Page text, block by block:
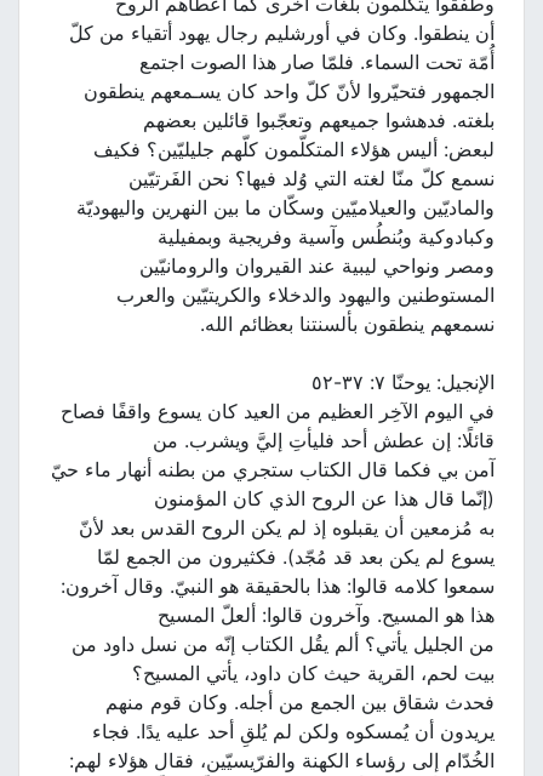
أن ينطقوا. وكان في أورشليم رجال يهود أتقياء من كلّ
أُمّة تحت السماء. فلمّا صار هذا الصوت اجتمع
الجمهور فتحيّروا لأنّ كلّ واحد كان يسـمعهم ينطقون
بلغته. فدهشوا جميعهم وتعجّبوا قائلين بعضهم
لبعض: أليس هؤلاء المتكلّمون كلّهم جليليّين؟ فكيف
نسمع كلّ منّا لغته التي وُلد فيها؟ نحن الفَرتيّين
والماديّين والعيلاميّين وسكّان ما بين النهرين واليهوديّة
وكبادوكية وبُنطُس وآسية وفريجية وبمفيلية
ومصر ونواحي ليبية عند القيروان والرومانيّين
المستوطنين واليهود والدخلاء والكريتيّين والعرب
نسمعهم ينطقون بألسنتنا بعظائم الله.
الإنجيل: يوحنّا ٧: ٣٧-٥٢
في اليوم الآخِر العظيم من العيد كان يسوع واقفًا فصاح
قائلًا: إن عطش أحد فليأتِ إليَّ ويشرب. من
آمن بي فكما قال الكتاب ستجري من بطنه أنهار ماء حيّ
(إنّما قال هذا عن الروح الذي كان المؤمنون
به مُزمعين أن يقبلوه إذ لم يكن الروح القدس بعد لأنّ
يسوع لم يكن بعد قد مُجّد). فكثيرون من الجمع لمّا
سمعوا كلامه قالوا: هذا بالحقيقة هو النبيّ. وقال آخرون:
هذا هو المسيح. وآخرون قالوا: ألعلّ المسيح
من الجليل يأتي؟ ألم يقُل الكتاب إنّه من نسل داود من
بيت لحم، القرية حيث كان داود، يأتي المسيح؟
فحدث شقاق بين الجمع من أجله. وكان قوم منهم
يريدون أن يُمسكوه ولكن لم يُلقِ أحد عليه يدًا. فجاء
الخُدّام إلى رؤساء الكهنة والفرّيسيّين، فقال هؤلاء لهم: